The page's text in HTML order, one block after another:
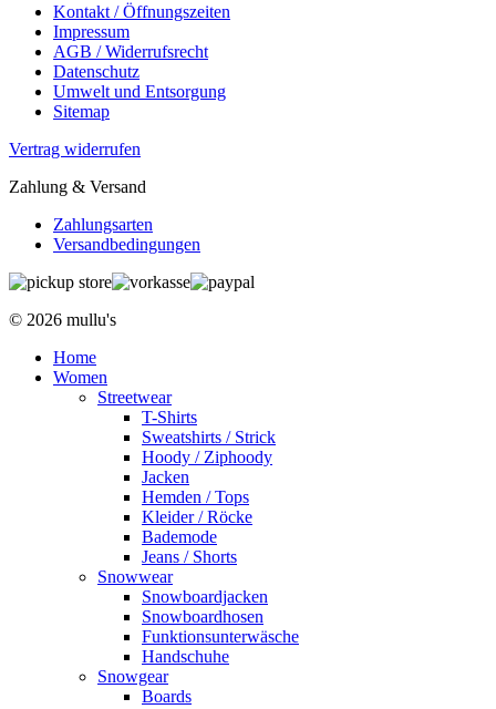
Kontakt / Öffnungszeiten
Impressum
AGB / Widerrufsrecht
Datenschutz
Umwelt und Entsorgung
Sitemap
Vertrag widerrufen
Zahlung & Versand
Zahlungsarten
Versandbedingungen
© 2026 mullu's
Home
Women
Streetwear
T-Shirts
Sweatshirts / Strick
Hoody / Ziphoody
Jacken
Hemden / Tops
Kleider / Röcke
Bademode
Jeans / Shorts
Snowwear
Snowboardjacken
Snowboardhosen
Funktionsunterwäsche
Handschuhe
Snowgear
Boards